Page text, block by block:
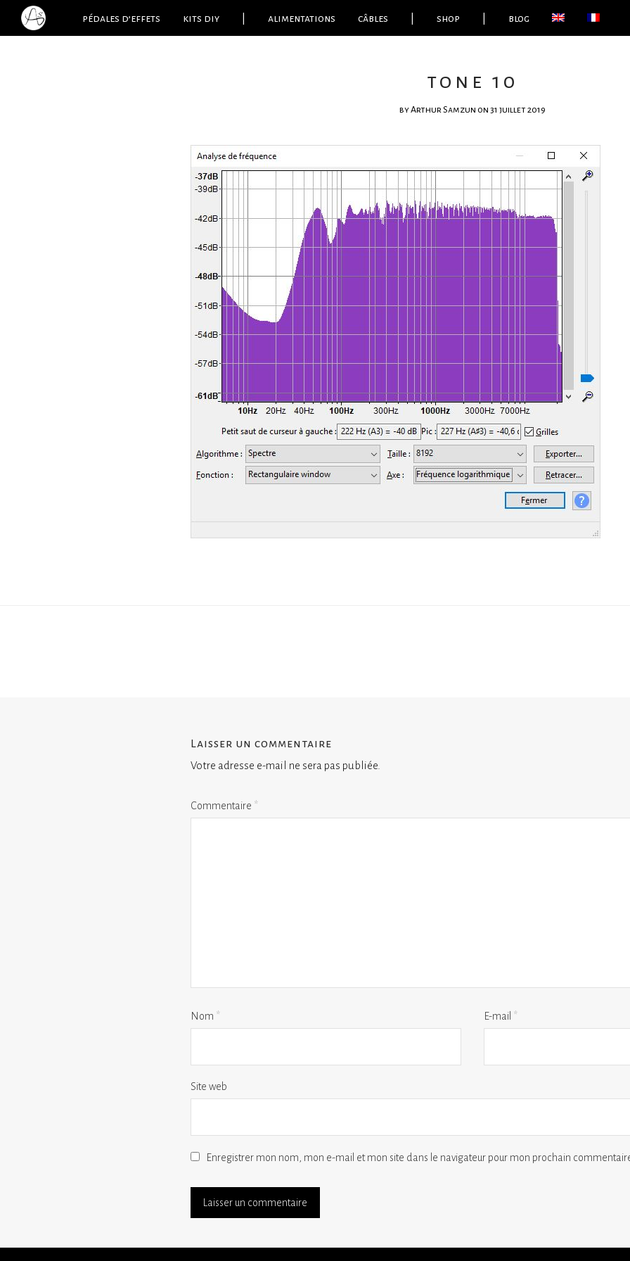
pédales d’effets kits diy alimentations câbles shop blog
tone 10
byArthur Samzun on 31 juillet 2019
Laisser un commentaire
Votre adresse e-mail ne sera pas publiée.
Commentaire *
Nom * E-mail *
Site web
Enregistrer mon nom, mon e-mail et mon site dans le navigateur pour mon prochain